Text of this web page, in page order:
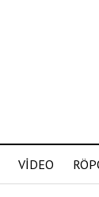
VİDEO